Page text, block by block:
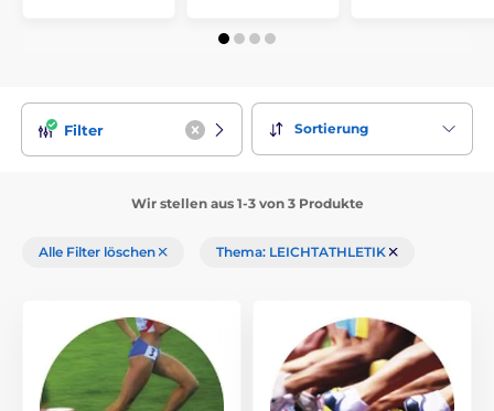
Filter Sortierung
Wir stellen aus 1-3 von 3 Produkte
Alle Filter löschen Thema: LEICHTATHLETIK